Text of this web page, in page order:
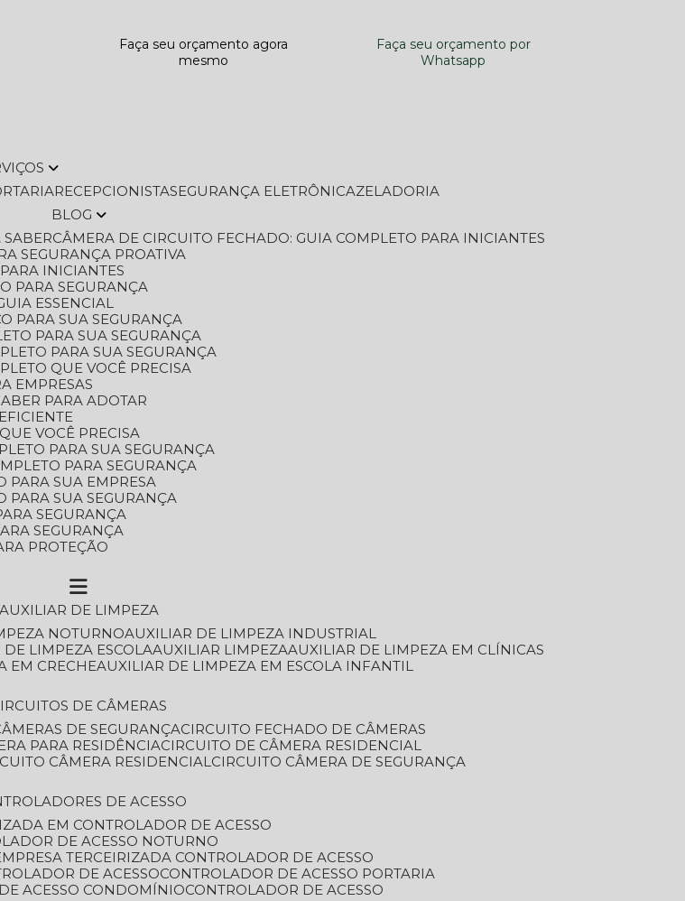
Faça seu orçamento agora
mesmo
Faça seu orçamento por
Whatsapp
RECEPCIONISTA SEGURANÇA ELETRÔNICA
ZELADORIA
BLOG
SABER
CÂMERA DE CIRCUITO FECHADO: GUIA COMPLETO PARA INICIANTES
SEGURANÇA PROATIVA
INICIANTES
PARA SEGURANÇA
ESSENCIAL
PARA SUA SEGURANÇA
PARA SUA SEGURANÇA
PARA SUA SEGURANÇA
QUE VOCÊ PRECISA
EMPRESAS
PARA ADOTAR
VOCÊ PRECISA
PARA SUA SEGURANÇA
PARA SEGURANÇA
PARA SUA EMPRESA
PARA SUA SEGURANÇA
SEGURANÇA
SEGURANÇA
PROTEÇÃO
AUXILIAR DE LIMPEZA
NOTURNO
AUXILIAR DE LIMPEZA INDUSTRIAL
DE LIMPEZA ESCOLA AUXILIAR LIMPEZA
AUXILIAR DE LIMPEZA EM CLÍNICAS
EM CRECHE
AUXILIAR DE LIMPEZA EM ESCOLA INFANTIL
CIRCUITOS DE CÂMERAS
DE SEGURANÇA
CIRCUITO FECHADO DE CÂMERAS
PARA RESIDÊNCIA
CIRCUITO DE CÂMERA RESIDENCIAL
CÂMERA RESIDENCIAL
CIRCUITO CÂMERA DE SEGURANÇA
DE ACESSO
EM CONTROLADOR DE ACESSO
DE ACESSO NOTURNO
EMPRESA TERCEIRIZADA CONTROLADOR DE ACESSO
DE ACESSO
CONTROLADOR DE ACESSO PORTARIA
ACESSO CONDOMÍNIO
CONTROLADOR DE ACESSO